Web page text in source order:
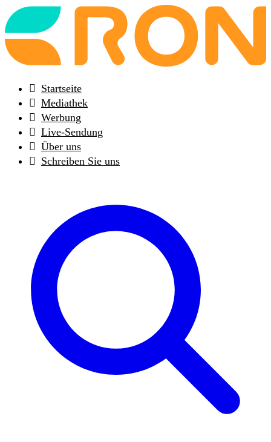
Back
to
frontpage
Startseite
Mediathek
Werbung
Live-Sendung
Über uns
Schreiben Sie uns